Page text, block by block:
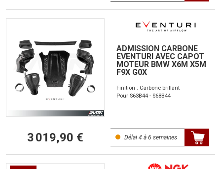
ADMISSION CARBONE
EVENTURI AVEC CAPOT
MOTEUR BMW X6M X5M
F9X G0X
Finition : Carbone brillant
Pour S63B44 - S68B44
3 019,90 € Délai 4 à 6 semaines